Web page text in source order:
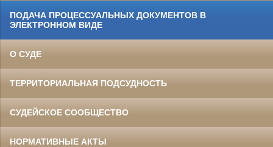
ПОДАЧА ПРОЦЕССУАЛЬНЫХ ДОКУМЕНТОВ В
ЭЛЕКТРОННОМ ВИДЕ
О СУДЕ
ТЕРРИТОРИАЛЬНАЯ ПОДСУДНОСТЬ
СУДЕЙСКОЕ СООБЩЕСТВО
НОРМАТИВНЫЕ АКТЫ